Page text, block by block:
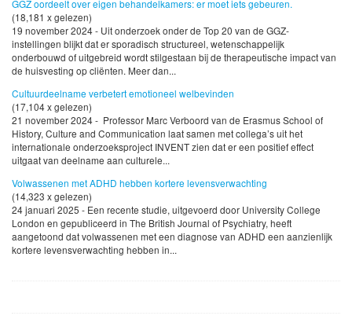
GGZ oordeelt over eigen behandelkamers: er moet iets gebeuren.
(18,181 x gelezen)
19 november 2024 - Uit onderzoek onder de Top 20 van de GGZ-
instellingen blijkt dat er sporadisch structureel, wetenschappelijk
onderbouwd of uitgebreid wordt stilgestaan bij de therapeutische impact van
de huisvesting op cliënten. Meer dan...
Cultuurdeelname verbetert emotioneel welbevinden
(17,104 x gelezen)
21 november 2024 - Professor Marc Verboord van de Erasmus School of
History, Culture and Communication laat samen met collega’s uit het
internationale onderzoeksproject INVENT zien dat er een positief effect
uitgaat van deelname aan culturele...
Volwassenen met ADHD hebben kortere levensverwachting
(14,323 x gelezen)
24 januari 2025 - Een recente studie, uitgevoerd door University College
London en gepubliceerd in The British Journal of Psychiatry, heeft
aangetoond dat volwassenen met een diagnose van ADHD een aanzienlijk
kortere levensverwachting hebben in...